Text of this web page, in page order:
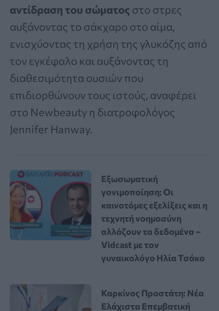
αντίδραση του σώματος στο στρες
αυξάνοντας το σάκχαρο στο αίμα,
ενισχύοντας τη χρήση της γλυκόζης από
τον εγκέφαλο και αυξάνοντας τη
διαθεσιμότητα ουσιών που
επιδιορθώνουν τους ιστούς, αναφέρει
στο Newbeauty η διατροφολόγος
Jennifer Hanway.
Εξωσωματική
γονιμοποίηση: Οι
καινοτόμες εξελίξεις και η
τεχνητή νοημοσύνη
αλλάζουν τα δεδομένα –
Vidcast με τον
γυναικολόγο Ηλία Τσάκο
Καρκίνος Προστάτη: Νέα
Ελάχιστα Επεμβατική